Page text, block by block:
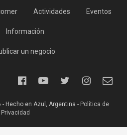
Actividades Eventos
Información
un negocio
Hecho en Azul, Argentina - Política de
Privacidad